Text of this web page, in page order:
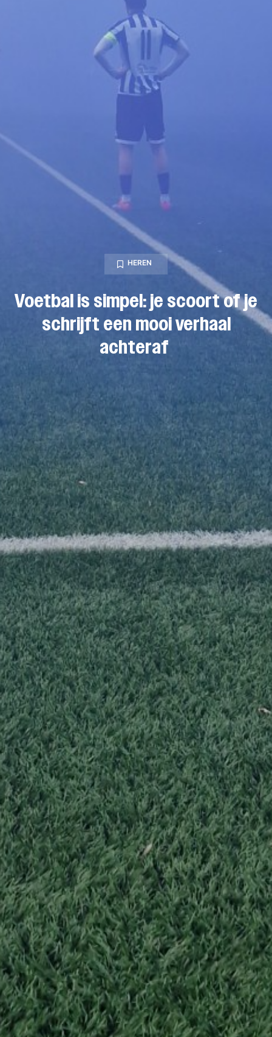
HEREN
Voetbal is simpel: je scoort of je
schrijft een mooi verhaal
achteraf